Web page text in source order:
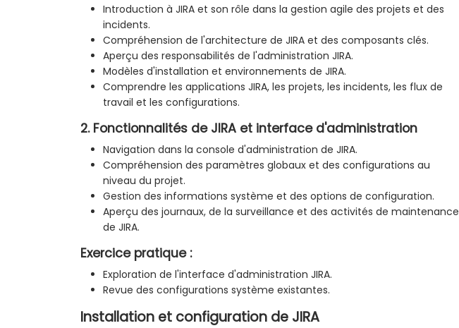
Introduction à JIRA et son rôle dans la gestion agile des projets et des
incidents.
Compréhension de l'architecture de JIRA et des composants clés.
Aperçu des responsabilités de l'administration JIRA.
Modèles d'installation et environnements de JIRA.
Comprendre les applications JIRA, les projets, les incidents, les flux de
travail et les configurations.
2. Fonctionnalités de JIRA et interface d'administration
Navigation dans la console d'administration de JIRA.
Compréhension des paramètres globaux et des configurations au
niveau du projet.
Gestion des informations système et des options de configuration.
Aperçu des journaux, de la surveillance et des activités de maintenance
de JIRA.
Exercice pratique :
Exploration de l'interface d'administration JIRA.
Revue des configurations système existantes.
Installation et configuration de JIRA